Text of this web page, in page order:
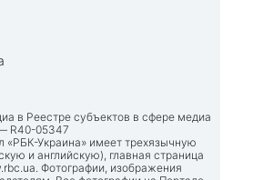
в Реестре субъектов в сфере медиа
R40-05347
Украина» имеет трехязычную
и английскую), главная страница
. Фотографии, изображения